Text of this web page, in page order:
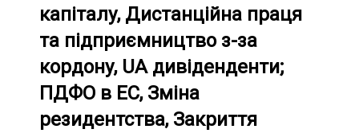
капіталу, Дистанційна праця
та підприємництво з-за
кордону, UA дивіденденти;
ПДФО в ЕС, Зміна
резидентства, Закриття